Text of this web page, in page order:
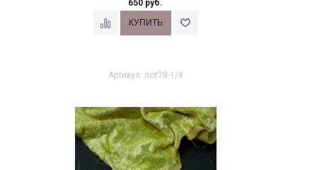
650 руб.
Артикул: лот78-1/8